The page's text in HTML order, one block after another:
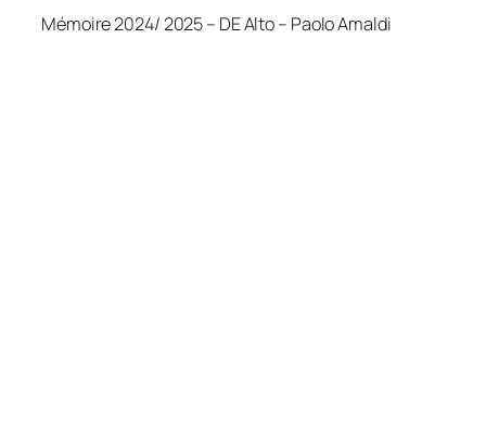
Mémoire 2024/ 2025 – DE Alto – Paolo Amaldi